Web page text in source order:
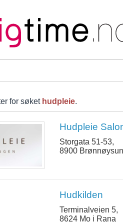
for søket hudpleie.
Hudpleie
Storgata 51-53,
8900
Hudkilden
Terminalveien 5,
8624 Mo i Rana